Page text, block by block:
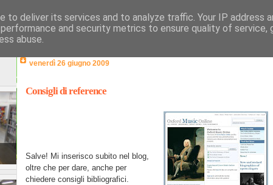
venerdì 26 giugno 2009
Consigli di reference
Salve! Mi inserisco subito nel blog,
oltre che per dare, anche per
chiedere consigli bibliografici.
to deliver its services and to analyze traffic. Your IP address
and security metrics to ensure quality of service,
abuse.